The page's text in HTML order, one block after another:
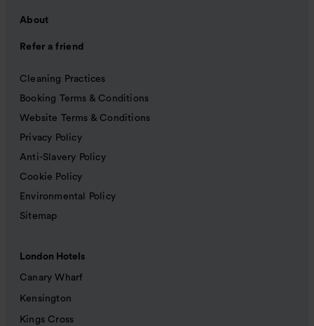
About
Refer a friend
Cleaning Practices
Booking Terms & Conditions
Website Terms & Conditions
Privacy Policy
Anti-Slavery Policy
Cookie Policy
Environmental Policy
Sitemap
London Hotels
Canary Wharf
Kensington
Kings Cross